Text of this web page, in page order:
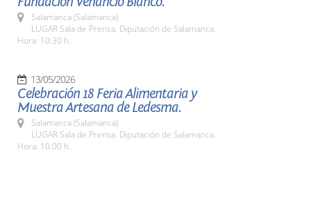
Salamanca (Salamanca)
LUGAR Sala de Prensa. Diputación de Salamanca.
Hora: 10:30 h.
13/05/2026
Celebración 18 Feria Alimentaria y
Muestra Artesana de Ledesma.
Salamanca (Salamanca)
LUGAR Sala de Prensa. Diputación de Salamanca.
Hora: 10:00 h.